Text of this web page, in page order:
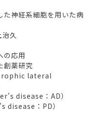
神経系細胞を用いた病
久
の応用
創薬研究
lateral
disease：AD）
：PD）